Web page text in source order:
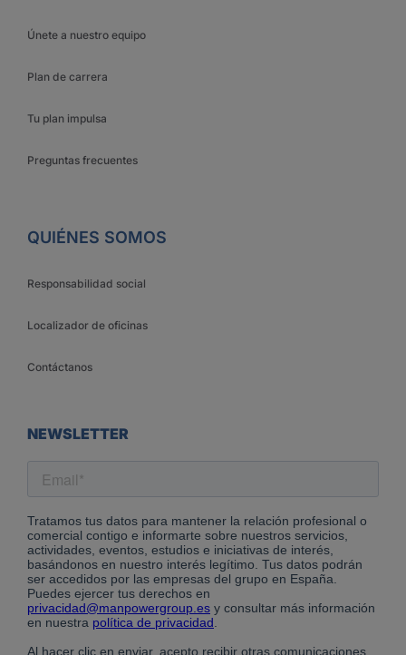
Únete a nuestro equipo
Plan de carrera
Tu plan impulsa
Preguntas frecuentes
QUIÉNES SOMOS
Responsabilidad social
Localizador de oficinas
Contáctanos
NEWSLETTER